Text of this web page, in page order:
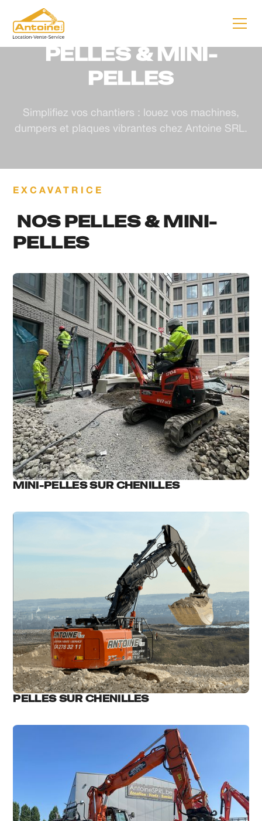
PELLES & MINI-
PELLES
Simplifiez vos chantiers : louez vos machines,
dumpers et plaques vibrantes chez Antoine SRL.
EXCAVATRICE
NOS PELLES & MINI-
PELLES
MINI-PELLES SUR CHENILLES
PELLES SUR CHENILLES